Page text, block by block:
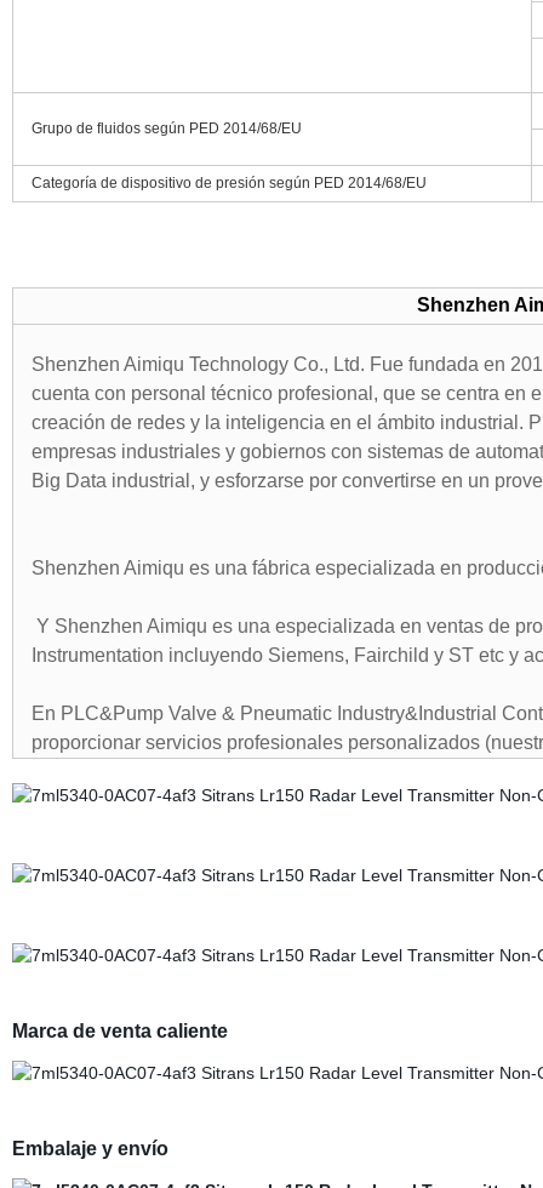
Grupo de fluidos según PED 2014/68/EU
Categoría de dispositivo de presión según PED 2014/68/EU
Shenzhen
Shenzhen Aimiqu Technology Co., Ltd. Fue fundada en
cuenta con personal técnico profesional, que se centra en
creación de redes y la inteligencia en el ámbito industrial.
empresas industriales y gobiernos con sistemas de
Big Data industrial, y esforzarse por convertirse en un
Shenzhen Aimiqu es una fábrica especializada en
Y Shenzhen Aimiqu es una especializada en ventas de
Instrumentation incluyendo Siemens, Fairchild y ST etc y
En PLC&Pump Valve & Pneumatic Industry&Industrial
proporcionar servicios profesionales personalizados
Marca de venta caliente
Embalaje y envío